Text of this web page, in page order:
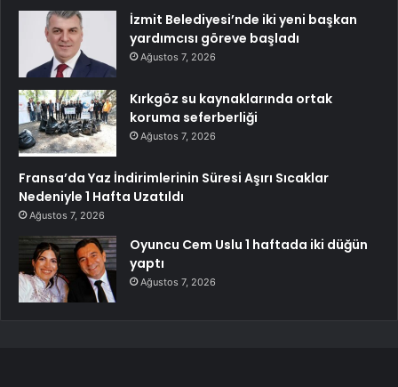
İzmit Belediyesi’nde iki yeni başkan
yardımcısı göreve başladı
Ağustos 7, 2026
Kırkgöz su kaynaklarında ortak
koruma seferberliği
Ağustos 7, 2026
Fransa’da Yaz İndirimlerinin Süresi Aşırı Sıcaklar
Nedeniyle 1 Hafta Uzatıldı
Ağustos 7, 2026
Oyuncu Cem Uslu 1 haftada iki düğün
yaptı
Ağustos 7, 2026